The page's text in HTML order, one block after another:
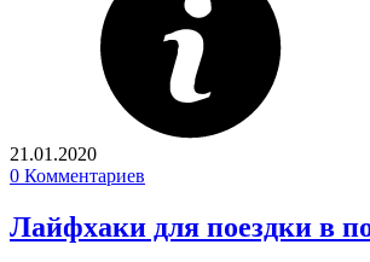
21.01.2020
0 Комментариев
Лайфхаки для поездки в